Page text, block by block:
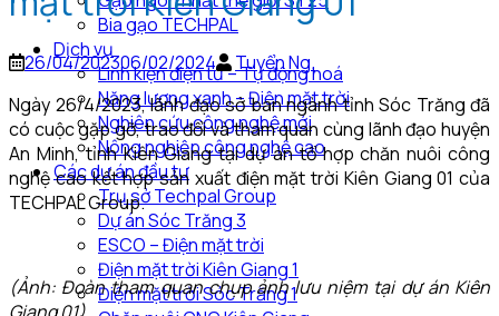
Bia gạo TECHPAL
Dịch vụ
Linh kiện điện tử – Tự động hoá
Năng lượng xanh – Điện mặt trời
Nghiên cứu công nghệ mới
Nông nghiệp công nghệ cao
Các dự án đầu tư
Trụ sở Techpal Group
Dự án Sóc Trăng 3
ESCO – Điện mặt trời
Điện mặt trời Kiên Giang 1
Điện mặt trời Sóc Trăng 1
26/04/202306/02/2024
Tuyển Ng.
Ngày 26/4/2023, lãnh đạo sở ban ngành tỉnh Sóc Trăng đã
có cuộc gặp gỡ, trao đổi và tham quan cùng lãnh đạo huyện
An Minh, tỉnh Kiên Giang tại dự án tổ hợp chăn nuôi công
nghệ cao kết hợp sản xuất điện mặt trời Kiên Giang 01 của
TECHPAL Group.
(Ảnh: Đoàn tham quan chụp ảnh lưu niệm tại dự án Kiên